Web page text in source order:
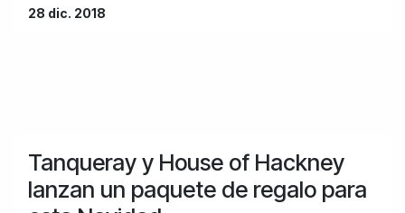
28 dic. 2018
Tanqueray y House of Hackney
lanzan un paquete de regalo para